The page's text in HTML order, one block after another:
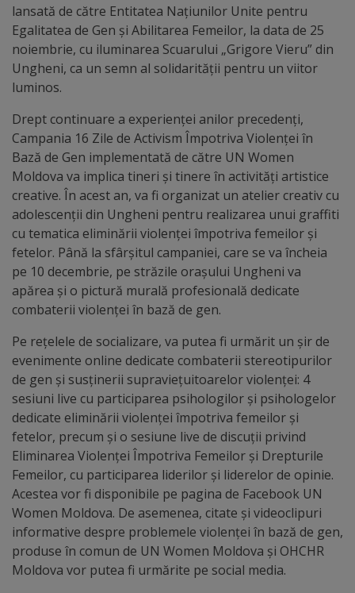
Primărie
Primar
Viceprimari
Organigrama
Aparatul
primăriei
Regulamentul
de
funcționare
Integritate
și
calitate
Consiliul
Municipal
Secretar
Consilieri
lansată de către Entitatea Națiunilor Unite pentru
Egalitatea de Gen și Abilitarea Femeilor, la data de 25
noiembrie, cu iluminarea Scuarului „Grigore Vieru” din
Ungheni, ca un semn al solidarității pentru un viitor
luminos.
Drept continuare a experienței anilor precedenți,
Campania 16 Zile de Activism Împotriva Violenței în
Bază de Gen implementată de către UN Women
Moldova va implica tineri și tinere în activități artistice
creative. În acest an, va fi organizat un atelier creativ cu
adolescenții din Ungheni pentru realizarea unui graffiti
cu tematica eliminării violenței împotriva femeilor și
fetelor. Până la sfârșitul campaniei, care se va încheia
pe 10 decembrie, pe străzile orașului Ungheni va
apărea și o pictură murală profesională dedicate
combaterii violenței în bază de gen.
Pe rețelele de socializare, va putea fi urmărit un șir de
evenimente online dedicate combaterii stereotipurilor
de gen și susținerii supraviețuitoarelor violenței: 4
sesiuni live cu participarea psihologilor și psihologelor
dedicate eliminării violenței împotriva femeilor și
fetelor, precum și o sesiune live de discuții privind
Eliminarea Violenței Împotriva Femeilor și Drepturile
Femeilor, cu participarea liderilor și liderelor de opinie.
Acestea vor fi disponibile pe pagina de Facebook UN
Women Moldova. De asemenea, citate și videoclipuri
informative despre problemele violenței în bază de gen,
produse în comun de UN Women Moldova și OHCHR
Moldova vor putea fi urmărite pe social media.